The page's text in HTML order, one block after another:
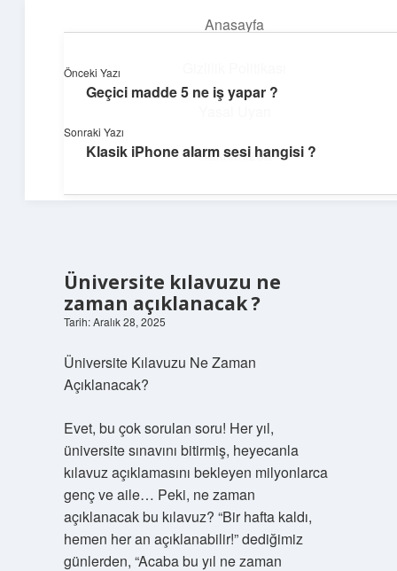
Anasayfa
Hakkımızda
Üretim ve İlham
Yaratıcı projelerle dünyanı inşa et!
Üniversite kılavuzu ne
zaman açıklanacak ?
Tarih: Aralık 28, 2025
Üniversite Kılavuzu Ne Zaman
Açıklanacak?
Evet, bu çok sorulan soru! Her yıl,
üniversite sınavını bitirmiş, heyecanla
kılavuz açıklamasını bekleyen milyonlarca
genç ve aile… Peki, ne zaman
açıklanacak bu kılavuz? “Bir hafta kaldı,
hemen her an açıklanabilir!” dediğimiz
günlerden, “Acaba bu yıl ne zaman
Önceki Yazı
Geçici madde 5 ne iş yapar ?
Sonraki Yazı
Klasik iPhone alarm sesi hangisi ?